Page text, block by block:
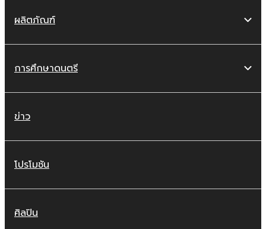
ผลิตภัณฑ์
การศึกษาดนตรี
ข่าว
โปรโมชัน
ศิลปิน